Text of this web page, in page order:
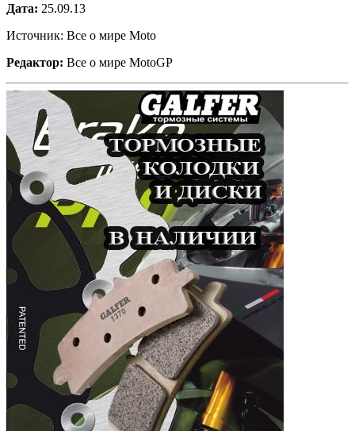
Дата: 25.09.13
Источник: Все о мире Moto
Редактор: Все о мире MotoGP